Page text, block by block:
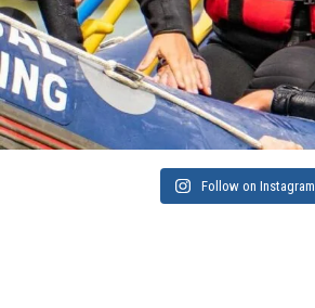
Follow on Instagram